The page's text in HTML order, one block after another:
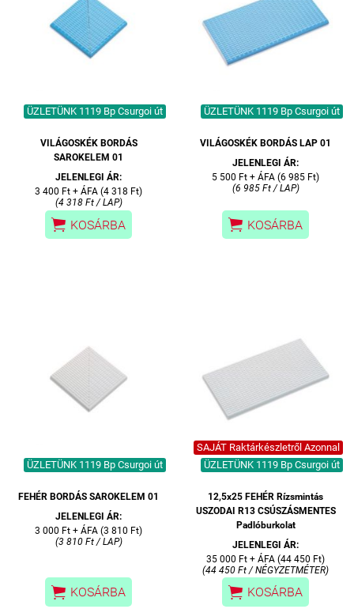
ÜZLETÜNK 1119 Bp Csurgoi út
VILÁGOSKÉK BORDÁS
SAROKELEM 01
JELENLEGI ÁR:
3 400 Ft + ÁFA (4 318 Ft)
(4 318 Ft / LAP)
 KOSÁRBA
ÜZLETÜNK 1119 Bp Csurgoi út
VILÁGOSKÉK BORDÁS LAP 01
JELENLEGI ÁR:
5 500 Ft + ÁFA (6 985 Ft)
(6 985 Ft / LAP)
 KOSÁRBA
ÜZLETÜNK 1119 Bp Csurgoi út
FEHÉR BORDÁS SAROKELEM 01
JELENLEGI ÁR:
3 000 Ft + ÁFA (3 810 Ft)
(3 810 Ft / LAP)
 KOSÁRBA
SAJÁT Raktárkészletről Azonnal
ÜZLETÜNK 1119 Bp Csurgoi út
12,5x25 FEHÉR Rízsmintás
USZODAI R13 CSÚSZÁSMENTES
Padlóburkolat
JELENLEGI ÁR:
35 000 Ft + ÁFA (44 450 Ft)
(44 450 Ft / NÉGYZETMÉTER)
 KOSÁRBA